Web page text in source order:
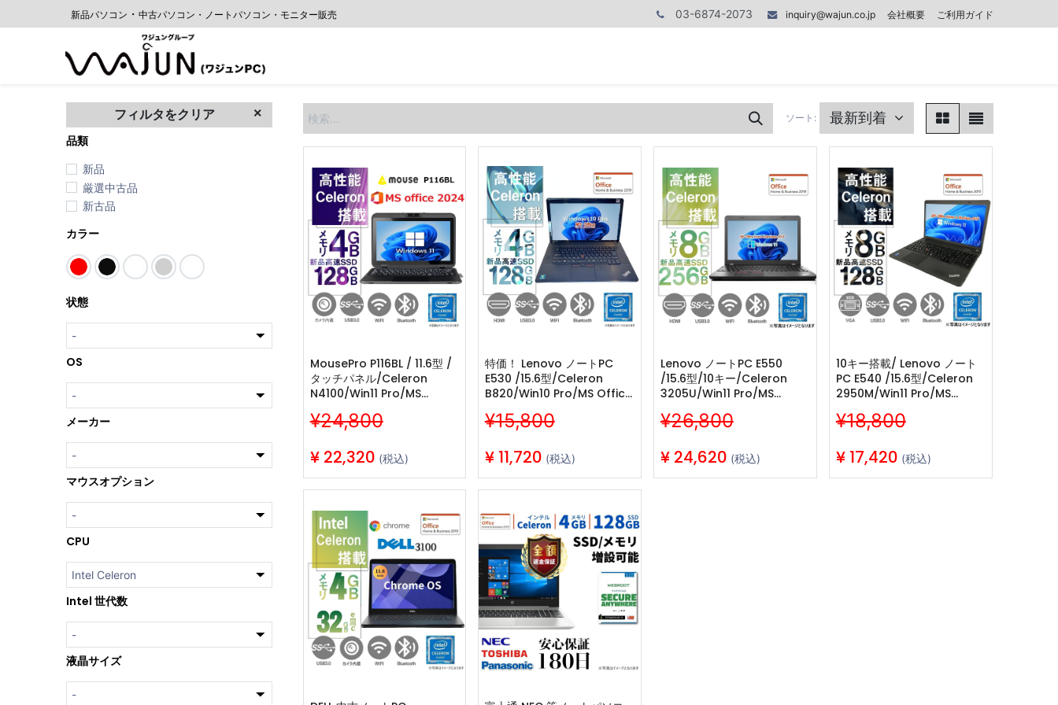
新品パソコン ・ 中古パソコン・ノートパソコン・モニター販売 03-6874-2073 inquiry@wajun.co.jp 会社概要 ご利用ガイド
フィルタをクリア
品類
新品
厳選中古品
新古品
カラー
状態
OS
メーカー
マウスオプション
CPU
Intel 世代数
液晶サイズ
ソート: 最新到着
MousePro P116BL / 11.6型 /
タッチパネル/Celeron
N4100/Win11 Pro/MS
ラ/ WIFI /
SSD /整備済み中古ノートPC
¥24,800
¥ 22,320 (税込)
特価！ Lenovo ノートPC
E530 /15.6型/Celeron
B820/Win10 Pro/MS Office
/WIFI/Bluetooth/4GB/128GB
¥15,800
¥ 11,720 (税込)
Lenovo ノートPC E550
/15.6型/10キー/Celeron
3205U/Win11 Pro/MS
/WIFI/Bluetooth/8GB/256GB
¥26,800
¥ 24,620 (税込)
10キー搭載/ Lenovo ノート
PC E540 /15.6型/Celeron
2950M/Win11 Pro/MS
/WIFI/Bluetooth/8GB/128GB
¥18,800
¥ 17,420 (税込)